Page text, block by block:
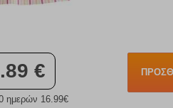
€
ημερών 16.99€